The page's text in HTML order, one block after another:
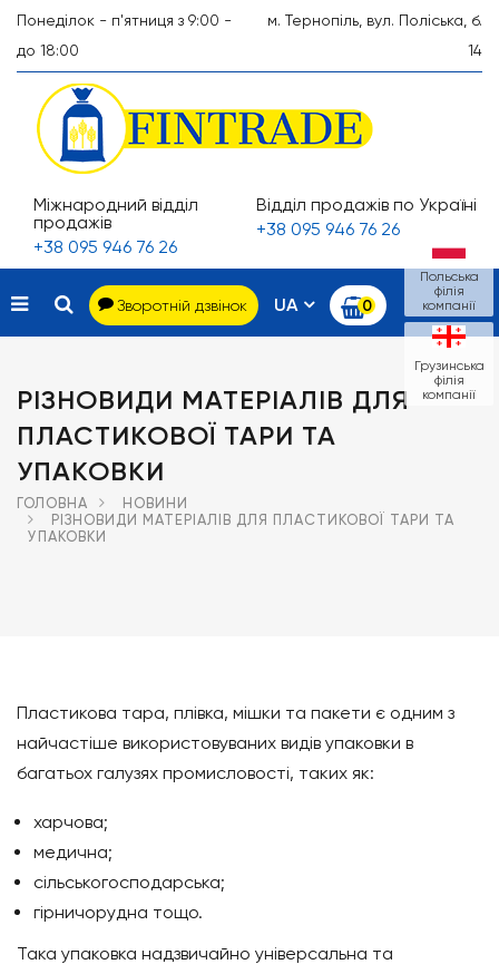
Польська
філія
компанії
Грузинська
філія
компанії
Понеділок - п'ятниця з 9:00 -
до 18:00
м. Тернопіль, вул. Поліська, б.
14
Міжнародний відділ
продажів
+38 095 946 76 26
Відділ продажів по Україні
+38 095 946 76 26
Зворотній дзвінок UA 0
РІЗНОВИДИ МАТЕРІАЛІВ ДЛЯ
ПЛАСТИКОВОЇ ТАРИ ТА
УПАКОВКИ
ГОЛОВНА
НОВИНИ
РІЗНОВИДИ МАТЕРІАЛІВ ДЛЯ ПЛАСТИКОВОЇ ТАРИ ТА
УПАКОВКИ
Пластикова тара, плівка, мішки та пакети є одним з
найчастіше використовуваних видів упаковки в
багатьох галузях промисловості, таких як:
харчова;
медична;
сільськогосподарська;
гірничорудна тощо.
Така упаковка надзвичайно універсальна та